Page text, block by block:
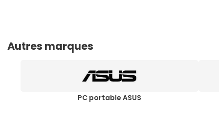
Autres marques
PC portable ASUS